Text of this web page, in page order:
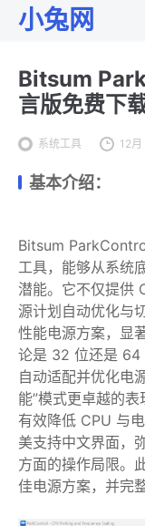
小兔网
Bitsum
言版免费下
系统工具 12
基本介绍：
Bitsum
工具，能够从系统
潜能。它不仅提供
源计划自动优化与
性能电源方案，显
论是 32 位还是 64
自动适配并优化电
能”模式更卓越的表
有效降低 CPU 与
美支持中文界面，
方面的操作局限。
佳电源方案，并完